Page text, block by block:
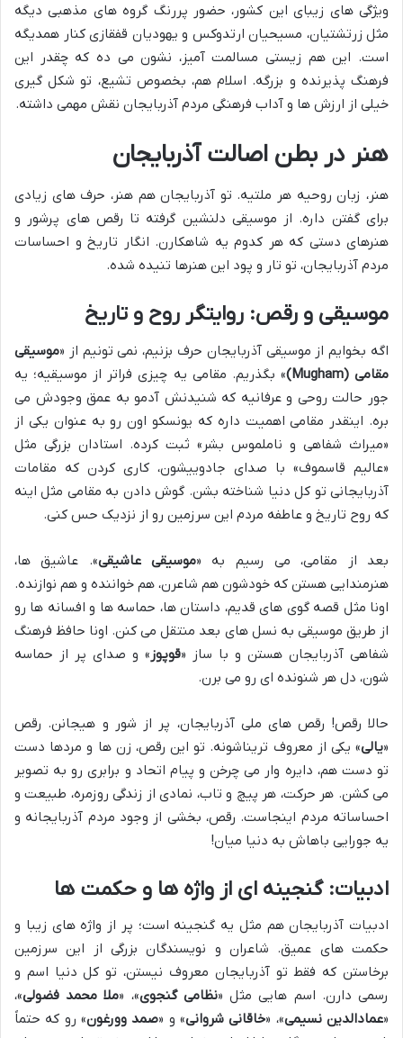
ویژگی های زیبای این کشور، حضور پررنگ گروه های مذهبی دیگه
مثل زرتشتیان، مسیحیان ارتدوکس و یهودیان قفقازی کنار همدیگه
است. این هم زیستی مسالمت آمیز، نشون می ده که چقدر این
فرهنگ پذیرنده و بزرگه. اسلام هم، بخصوص تشیع، تو شکل گیری
خیلی از ارزش ها و آداب فرهنگی مردم آذربایجان نقش مهمی داشته.
هنر در بطن اصالت آذربایجان
هنر، زبان روحیه هر ملتیه. تو آذربایجان هم هنر، حرف های زیادی
برای گفتن داره. از موسیقی دلنشین گرفته تا رقص های پرشور و
هنرهای دستی که هر کدوم یه شاهکارن. انگار تاریخ و احساسات
مردم آذربایجان، تو تار و پود این هنرها تنیده شده.
موسیقی و رقص: روایتگر روح و تاریخ
اگه بخوایم از موسیقی آذربایجان حرف بزنیم، نمی تونیم از «موسیقی
مقامی (Mugham)
» بگذریم. مقامی یه چیزی فراتر از موسیقیه؛ یه
جور حالت روحی و عرفانیه که شنیدنش آدمو به عمق وجودش می
بره. اینقدر مقامی اهمیت داره که یونسکو اون رو به عنوان یکی از
«میراث شفاهی و ناملموس بشر» ثبت کرده. استادان بزرگی مثل
«عالیم قاسموف» با صدای جادوییشون، کاری کردن که مقامات
آذربایجانی تو کل دنیا شناخته بشن. گوش دادن به مقامی مثل اینه
که روح تاریخ و عاطفه مردم این سرزمین رو از نزدیک حس کنی.
بعد از مقامی، می رسیم به «موسیقی عاشیقی». عاشیق ها،
هنرمندایی هستن که خودشون هم شاعرن، هم خواننده و هم نوازنده.
اونا مثل قصه گوی های قدیم، داستان ها، حماسه ها و افسانه ها رو
از طریق موسیقی به نسل های بعد منتقل می کنن. اونا حافظ فرهنگ
شفاهی آذربایجان هستن و با ساز «قوپوز » و صدای پر از حماسه
شون، دل هر شنونده ای رو می برن.
حالا رقص! رقص های ملی آذربایجان، پر از شور و هیجانن. رقص
«یالی» یکی از معروف تریناشونه. تو این رقص، زن ها و مردها دست
تو دست هم، دایره وار می چرخن و پیام اتحاد و برابری رو به تصویر
می کشن. هر حرکت، هر پیچ و تاب، نمادی از زندگی روزمره، طبیعت و
احساساته مردم اینجاست. رقص، بخشی از وجود مردم آذربایجانه و
یه جورایی باهاش به دنیا میان!
ادبیات: گنجینه ای از واژه ها و حکمت ها
ادبیات آذربایجان هم مثل یه گنجینه است؛ پر از واژه های زیبا و
حکمت های عمیق. شاعران و نویسندگان بزرگی از این سرزمین
برخاستن که فقط تو آذربایجان معروف نیستن، تو کل دنیا اسم و
رسمی دارن. اسم هایی مثل «نظامی گنجوی»، «ملا محمد فضولی»،
«عمادالدین نسیمی»، «خاقانی شروانی» و «صمد وورغون» رو که حتماً